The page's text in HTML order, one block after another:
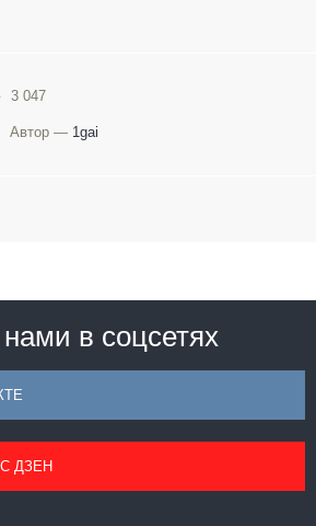
3 047
Автор — 1gai
в соцсетях
ДЗЕН